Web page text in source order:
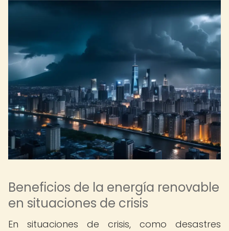
Beneficios de la energía renovable
en situaciones de crisis
En situaciones de crisis, como desastres